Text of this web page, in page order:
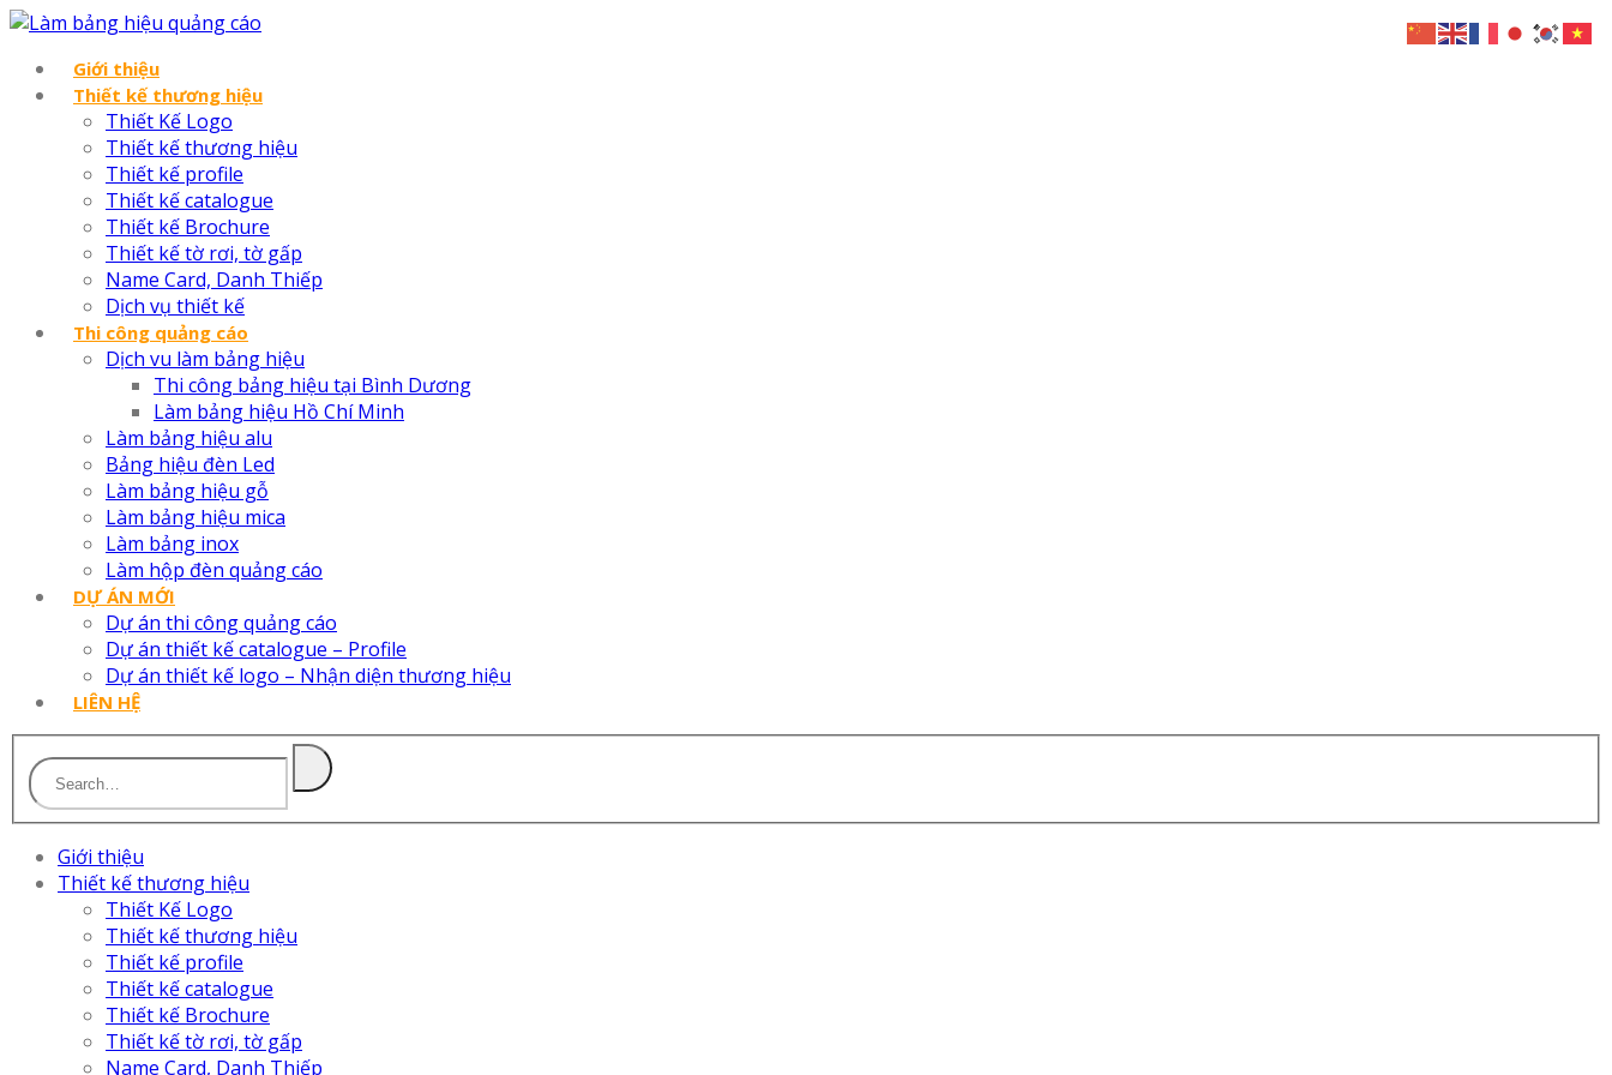
Giới thiệu
Thiết kế thương hiệu
Thiết Kế Logo
Thiết kế thương hiệu
Thiết kế profile
Thiết kế catalogue
Thiết kế Brochure
Thiết kế tờ rơi, tờ gấp
Name Card, Danh Thiếp
Dịch vụ thiết kế
Thi công quảng cáo
Dịch vu làm bảng hiệu
Thi công bảng hiệu tại Bình Dương
Làm bảng hiệu Hồ Chí Minh
Làm bảng hiệu alu
Bảng hiệu đèn Led
Làm bảng hiệu gỗ
Làm bảng hiệu mica
Làm bảng inox
Làm hộp đèn quảng cáo
DỰ ÁN MỚI
Dự án thi công quảng cáo
Dự án thiết kế catalogue – Profile
Dự án thiết kế logo – Nhận diện thương hiệu
LIÊN HỆ
Giới thiệu
Thiết kế thương hiệu
Thiết Kế Logo
Thiết kế thương hiệu
Thiết kế profile
Thiết kế catalogue
Thiết kế Brochure
Thiết kế tờ rơi, tờ gấp
Name Card, Danh Thiếp